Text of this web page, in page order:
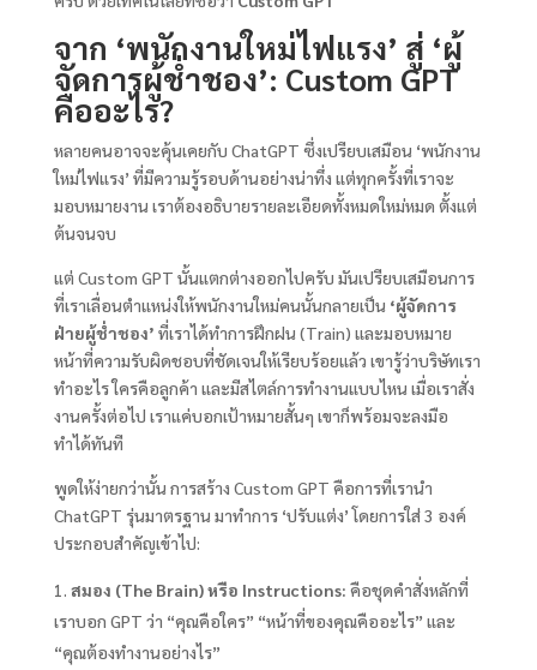
จาก ‘พนักงานใหม่ไฟแรง’ สู่ ‘ผู้
จัดการผู้ช่ำชอง’: Custom GPT
คืออะไร?
หลายคนอาจจะคุ้นเคยกับ ChatGPT ซึ่งเปรียบเสมือน ‘พนักงาน
ใหม่ไฟแรง’ ที่มีความรู้รอบด้านอย่างน่าทึ่ง แต่ทุกครั้งที่เราจะ
มอบหมายงาน เราต้องอธิบายรายละเอียดทั้งหมดใหม่หมด ตั้งแต่
ต้นจนจบ
แต่ Custom GPT นั้นแตกต่างออกไปครับ มันเปรียบเสมือนการ
ที่เราเลื่อนตำแหน่งให้พนักงานใหม่คนนั้นกลายเป็น ‘ผู้จัดการ
ฝ่ายผู้ช่ำชอง’ ที่เราได้ทำการฝึกฝน (Train) และมอบหมาย
หน้าที่ความรับผิดชอบที่ชัดเจนให้เรียบร้อยแล้ว เขารู้ว่าบริษัทเรา
ทำอะไร ใครคือลูกค้า และมีสไตล์การทำงานแบบไหน เมื่อเราสั่ง
งานครั้งต่อไป เราแค่บอกเป้าหมายสั้นๆ เขาก็พร้อมจะลงมือ
ทำได้ทันที
พูดให้ง่ายกว่านั้น การสร้าง Custom GPT คือการที่เรานำ
ChatGPT รุ่นมาตรฐาน มาทำการ ‘ปรับแต่ง’ โดยการใส่ 3 องค์
ประกอบสำคัญเข้าไป:
สมอง (The Brain) หรือ Instructions: คือชุดคำสั่งหลักที่
เราบอก GPT ว่า “คุณคือใคร” “หน้าที่ของคุณคืออะไร” และ
“คุณต้องทำงานอย่างไร”